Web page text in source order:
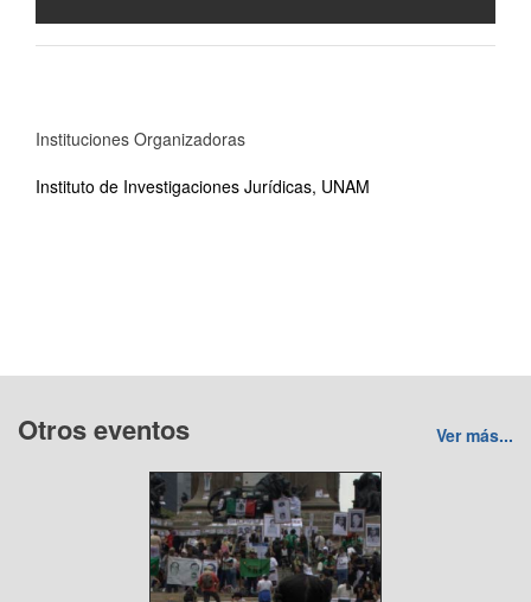
Instituciones Organizadoras
Instituto de Investigaciones Jurídicas, UNAM
Otros eventos Ver más...